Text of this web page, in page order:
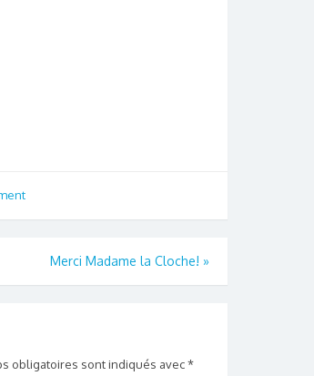
Merci Madame la Cloche! »
obligatoires sont indiqués avec*